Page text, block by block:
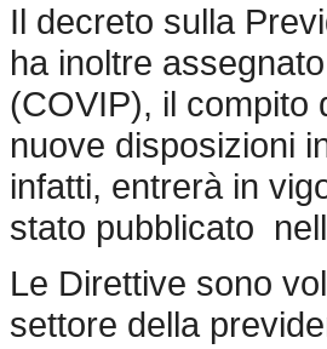
Il decreto sulla
ha inoltre
(COVIP), il compito
nuove disposizioni
infatti, entrerà in
stato pubblicato
Le Direttive sono
settore della